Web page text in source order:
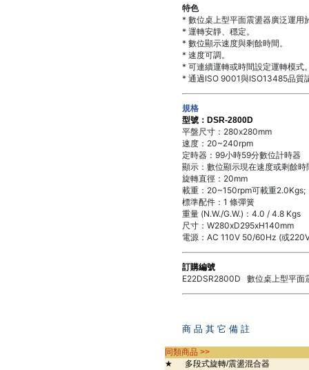
特色
* 數位桌上型平面震盪器廣泛運用
* 運轉安靜、穩定。
* 數位顯示速度與剩餘時間。
* 速度可調。
* 可連續運轉或時間設定運轉模式
* 通過ISO 9001與ISO13485品質
規格
型號：DSR-2800D
平盤尺寸：280x280mm
速度：20~240rpm
定時器：99小時59分數位計時器
顯示：數位顯示現在速度或剩餘時
旋轉直徑：20mm
載重：20~150rpm可載重
標準配件：1 條彈簧
重量 (N.W./G.W.)：4.0 / 4.8 Kgs
尺寸：W280xD295xH140mm
電源：AC 110V 50/60Hz (或
訂購編號
E22DSR2800D 數位桌上型平面
商 品 其 它 備 註
同類商品 >>
★
多段式旋轉/震盪混合器